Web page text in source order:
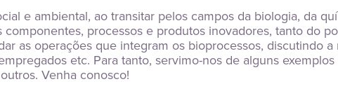
e ambiental, ao transitar pelos campos da biologia, da
processos e produtos inovadores, tanto do
as operações que integram os bioprocessos, discutindo
etc. Para tanto, servimo-nos de alguns
Venha conosco!